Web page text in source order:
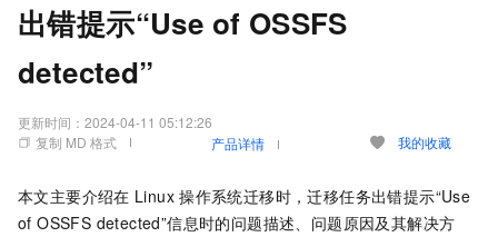
出错提示“Use of OSSFS
detected”
更新时间： 2024-04-11 05:12:26
复制 MD 格式
产品详情 我的收藏
本文主要介绍在 Linux 操作系统迁移时，迁移任务出错提示“Use
of OSSFS detected”信息时的问题描述、问题原因及其解决方